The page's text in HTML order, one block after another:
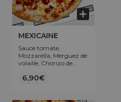
MEXICAINE
Sauce tomate,
Mozzarella, Merguez de
volaille, Chorizo de
Olives.
6,90€